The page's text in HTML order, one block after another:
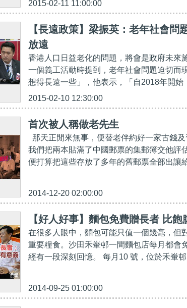
2015-02-11 11:00:00
【長遠政策】梁振英：老年社會
放遠
香港人口日益老化的問題，將會是政府未來
一個義工活動時提到，老年社會問題迫切而
想得長遠一些」，他表示，「自2018年開始
2015-02-10 12:30:00
首次被人稱做老先生
那天正閒來無事，便替老伴約好一家古錢
我們把兩本貼滿了中國郵票的集郵簿交他評
便打算把這些存放了多年的舊郵票全部出讓
2014-12-20 02:00:00
【好人好事】麵包免費贈長者 比飽
在很多人眼中，麵包可能只值一個幾毫，但
重要糧食。沙田禾輋邨一間麵包店每月都會
經有一段深刻回憶。 每月10 號，位於禾輋
2014-09-25 01:00:00